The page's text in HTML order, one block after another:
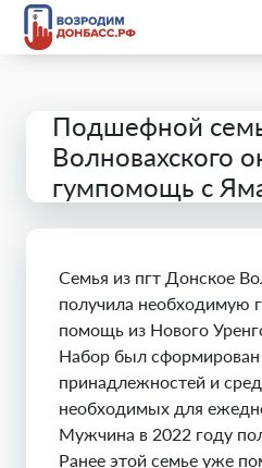
Подшефной
Волновахского
гумпомощь с
Семья из пгт Донское
получила необходимую
помощь из Нового
Набор был
принадлежностей и
необходимых для
Мужчина в 2022 году
Ранее этой семье уже